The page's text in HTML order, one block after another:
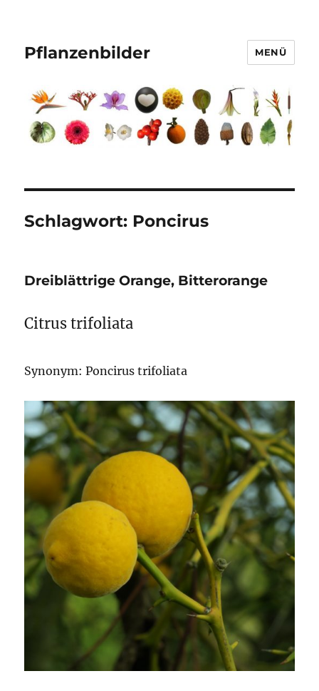
Pflanzenbilder MENÜ
Schlagwort: Poncirus
Dreiblättrige Orange, Bitterorange
Citrus trifoliata
Synonym: Poncirus trifoliata